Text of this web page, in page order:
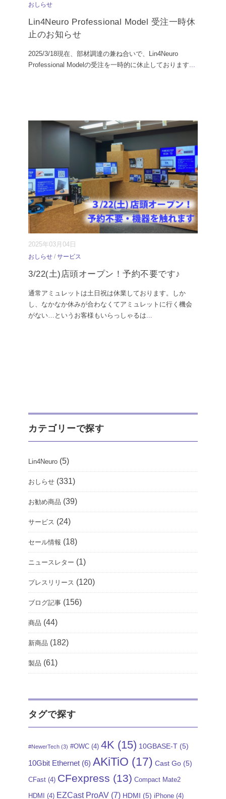
おしらせ
Lin4Neuro Professional Model 受注一時休
止のお知らせ
2025/3/18現在、部材調達の兼ね合いで、Lin4Neuro
Professional Modelの受注を一時的に休止しております...
2025年03月04日
おしらせ / サービス
3/22(土)店頭オープン！予約不要です♪
通常アミュレットは土日祝は休業しております。しか
し、なかなか休みが合わなくてアミュレットに行く機会
がない…というお客様もいらっしゃるは...
カテゴリーで探す
Lin4Neuro (5)
おしらせ (331)
お勧め商品 (39)
サービス (24)
セール情報 (18)
ニュースレター (1)
プレスリリース (120)
ブログ記事 (156)
商品 (44)
新商品 (182)
製品 (61)
タグで探す
#NewerTech (3) #OWC (4) 4K (15) 10GBASE-T (5)
10Gbit Ethernet (6) AKiTiO (17) Cast Go (5)
CFast (4) CFexpress (13) Compact Mate2
HDMI (4) EZCast ProAV (7) HDMI (5) iPhone (4)